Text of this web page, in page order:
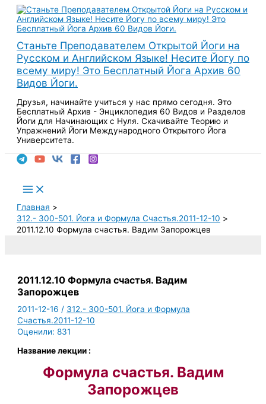
Перейти
содержимому
Станьте Преподавателем Открытой Йоги на
Русском и Английском Языке! Несите Йогу по
всему миру! Это Бесплатный Йога Архив 60
Видов Йоги.
Друзья, начинайте учиться у нас прямо сегодня. Это
Бесплатный Архив - Энциклопедия 60 Видов и Разделов
Йоги для Начинающих с Нуля. Скачивайте Теорию и
Упражнений Йоги Международного Открытого Йога
Университета.
Main
Menu
Главная
312.- 300-501. Йога и Формула Счастья.2011-12-10
2011.12.10 Формула счастья. Вадим Запорожцев
2011.12.10 Формула счастья. Вадим
Запорожцев
2011-12-16/ 312.- 300-501. Йога и Формула
Счастья.2011-12-10
Оценили: 831
Название лекции :
Формула счастья. Вадим
Запорожцев